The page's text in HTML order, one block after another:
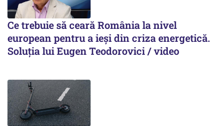
Ce trebuie să ceară România la nivel
european pentru a ieși din criza energetică.
Soluția lui Eugen Teodorovici / video